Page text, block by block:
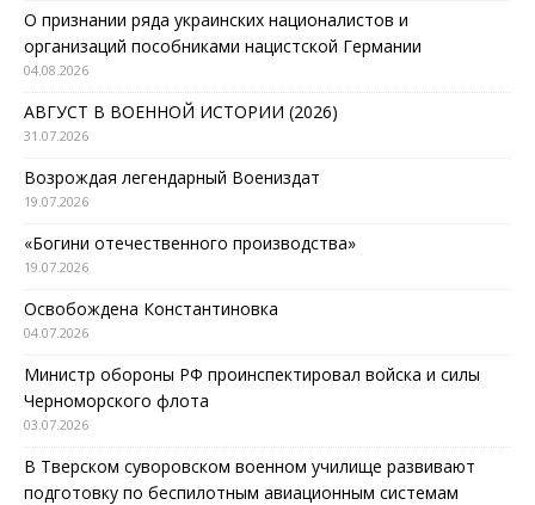
О признании ряда украинских националистов и
организаций пособниками нацистской Германии
04.08.2026
АВГУСТ В ВОЕННОЙ ИСТОРИИ (2026)
31.07.2026
Возрождая легендарный Воениздат
19.07.2026
«Богини отечественного производства»
19.07.2026
Освобождена Константиновка
04.07.2026
Министр обороны РФ проинспектировал войска и силы
Черноморского флота
03.07.2026
В Тверском суворовском военном училище развивают
подготовку по беспилотным авиационным системам